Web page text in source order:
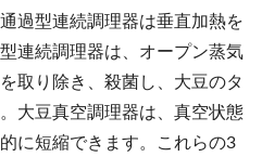
過型連続調理器は垂直加熱を
連続調理器は、オープン蒸気
取り除き、殺菌し、大豆のタ
大豆真空調理器は、真空状態
に短縮できます。これらの3